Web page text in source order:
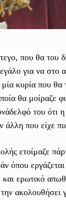
που θα του
για να
κυρία που θα
θα μοίραζε
του ότι η
άλλη που είχε
ετοίμαζε
όπου
ερωτικό
ακολουθήσει